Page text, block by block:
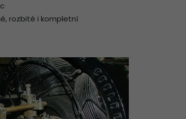
rozbité i kompletní